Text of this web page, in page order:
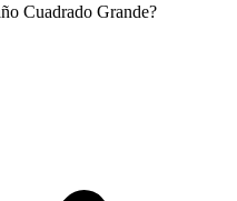
Cuadrado Grande?